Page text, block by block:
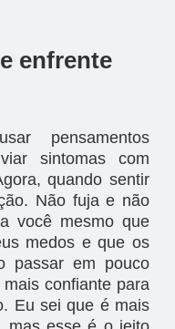
enfrente
pensamentos
sintomas com
quando sentir
Não fuja e não
você mesmo que
medos e que os
passar em pouco
confiante para
Eu sei que é mais